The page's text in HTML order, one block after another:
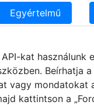
Egyértelmű
kat használunk
Beírhatja
vagy mondatokat
kattintson a